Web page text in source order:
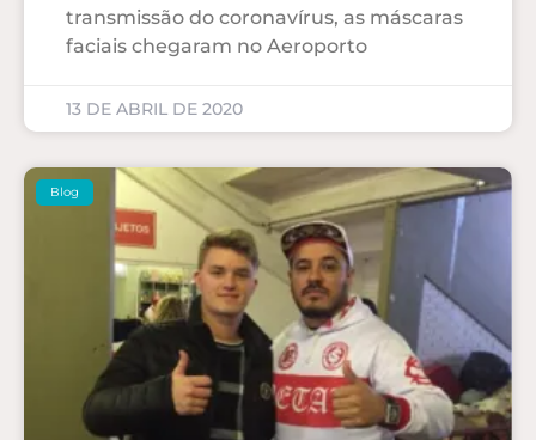
transmissão do coronavírus, as máscaras
faciais chegaram no Aeroporto
13 DE ABRIL DE 2020
Blog